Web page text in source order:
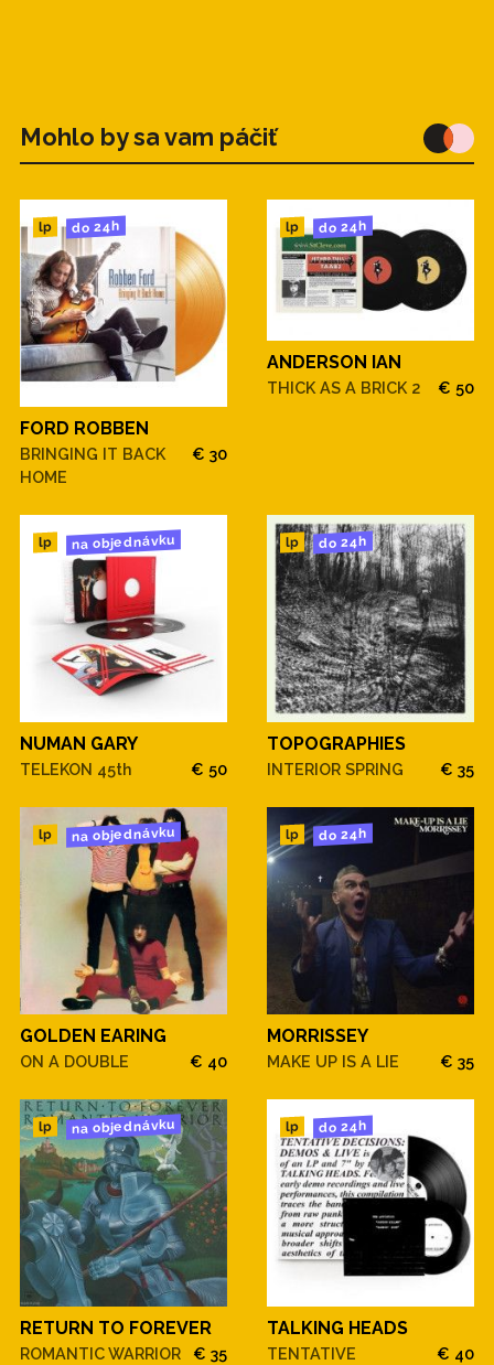
Mohlo by sa vam páčiť
lp do 24h
FORD ROBBEN
BRINGING IT BACK
HOME
€ 30
lp do 24h
ANDERSON IAN
THICK AS A BRICK 2 € 50
lp na objednávku
NUMAN GARY
TELEKON 45th € 50
lp do 24h
TOPOGRAPHIES
INTERIOR SPRING € 35
lp na objednávku
GOLDEN EARING
ON A DOUBLE € 40
lp do 24h
MORRISSEY
MAKE UP IS A LIE € 35
lp na objednávku
RETURN TO FOREVER
ROMANTIC WARRIOR € 35
lp do 24h
TALKING HEADS
TENTATIVE
€ 40